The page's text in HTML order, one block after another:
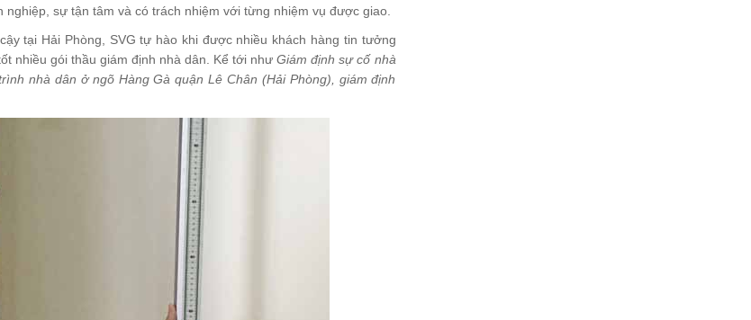
sự tận tâm và có trách nhiệm với từng nhiệm vụ được giao.
tại Hải Phòng, SVG tự hào khi được nhiều khách hàng tin tưởng
nhiều gói thầu giám định nhà dân. Kể tới nhưGiám định sự cố nhà
nhà dân ở ngõ Hàng Gà quận Lê Chân (Hải Phòng), giám định